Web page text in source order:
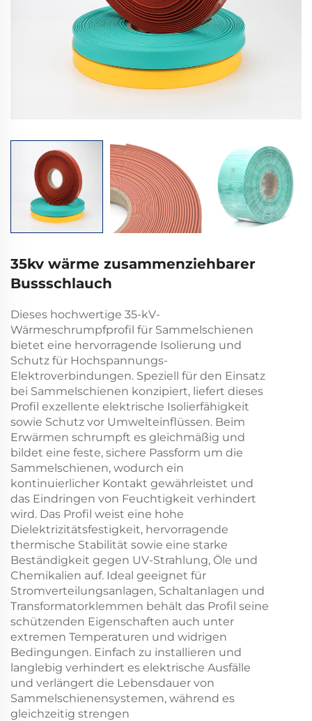
35kv wärme zusammenziehbarer
Bussschlauch
Dieses hochwertige 35-kV-
Wärmeschrumpfprofil für Sammelschienen
bietet eine hervorragende Isolierung und
Schutz für Hochspannungs-
Elektroverbindungen. Speziell für den Einsatz
bei Sammelschienen konzipiert, liefert dieses
Profil exzellente elektrische Isolierfähigkeit
sowie Schutz vor Umwelteinflüssen. Beim
Erwärmen schrumpft es gleichmäßig und
bildet eine feste, sichere Passform um die
Sammelschienen, wodurch ein
kontinuierlicher Kontakt gewährleistet und
das Eindringen von Feuchtigkeit verhindert
wird. Das Profil weist eine hohe
Dielektrizitätsfestigkeit, hervorragende
thermische Stabilität sowie eine starke
Beständigkeit gegen UV-Strahlung, Öle und
Chemikalien auf. Ideal geeignet für
Stromverteilungsanlagen, Schaltanlagen und
Transformatorklemmen behält das Profil seine
schützenden Eigenschaften auch unter
extremen Temperaturen und widrigen
Bedingungen. Einfach zu installieren und
langlebig verhindert es elektrische Ausfälle
und verlängert die Lebensdauer von
Sammelschienensystemen, während es
gleichzeitig strengen